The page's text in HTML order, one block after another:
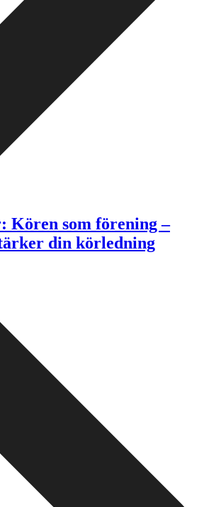
Kören som förening –
din körledning